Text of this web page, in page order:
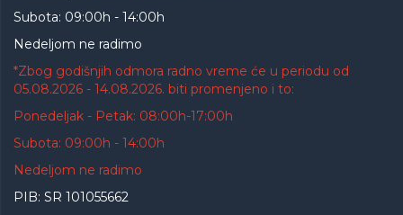
Subota: 09:00h - 14:00h
Nedeljom ne radimo
*Zbog godišnjih odmora radno vreme će u periodu od
05.08.2026 - 14.08.2026. biti promenjeno i to:
Ponedeljak - Petak: 08:00h-17:00h
Subota: 09:00h - 14:00h
Nedeljom ne radimo
PIB: SR 101055662